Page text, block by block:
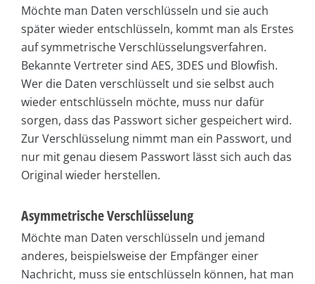
Möchte man Daten verschlüsseln und sie auch
später wieder entschlüsseln, kommt man als Erstes
auf symmetrische Verschlüsselungsverfahren.
Bekannte Vertreter sind AES, 3DES und Blowfish.
Wer die Daten verschlüsselt und sie selbst auch
wieder entschlüsseln möchte, muss nur dafür
sorgen, dass das Passwort sicher gespeichert wird.
Zur Verschlüsselung nimmt man ein Passwort, und
nur mit genau diesem Passwort lässt sich auch das
Original wieder herstellen.
Asymmetrische Verschlüsselung
Möchte man Daten verschlüsseln und jemand
anderes, beispielsweise der Empfänger einer
Nachricht, muss sie entschlüsseln können, hat man